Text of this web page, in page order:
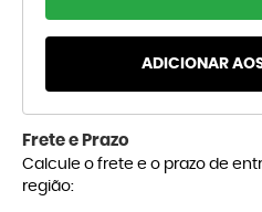
ADICIONAR
Frete e Prazo
Calcule o frete e o prazo de
região: